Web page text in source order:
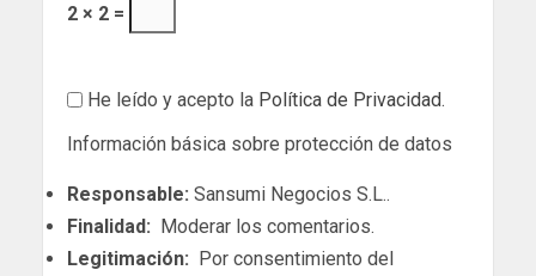
2 × 2 =
He leído y acepto la Política de Privacidad.
Información básica sobre protección de datos
Responsable: Sansumi Negocios S.L..
Finalidad: Moderar los comentarios.
Legitimación: Por consentimiento del